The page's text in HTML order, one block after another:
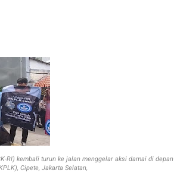
RI) kembali turun ke jalan menggelar aksi damai di depan
Cipete, Jakarta Selatan,